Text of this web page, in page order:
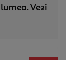
Vezi